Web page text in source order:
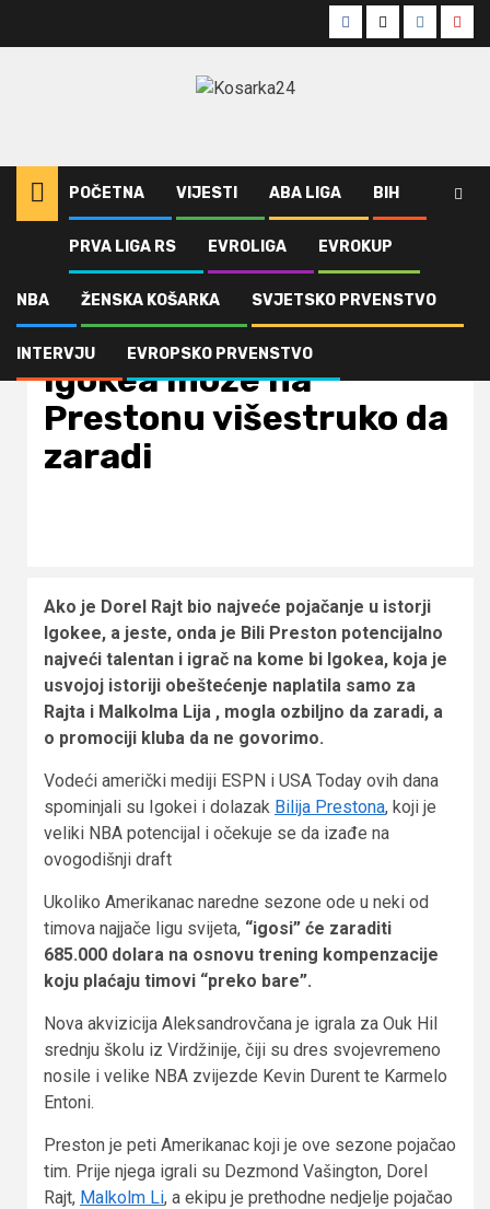
Facebook
Twitter
POČETNA VIJESTI ABA LIGA BIH
PRVA LIGA RS EVROLIGA EVROKUP
NBA ŽENSKA KOŠARKA SVJETSKO PRVENSTVO
INTERVJU EVROPSKO PRVENSTVO
Uncategorized
Igokea može na Prestonu višestruko da zaradi
Igokea može na
Prestonu višestruko da
zaradi
Ako je Dorel Rajt bio najveće pojačanje u istorji
Igokee, a jeste, onda je Bili Preston potencijalno
najveći talentan i igrač na kome bi Igokea, koja je
usvojoj istoriji obeštećenje naplatila samo za
Rajta i Malkolma Lija , mogla ozbiljno da zaradi, a
o promociji kluba da ne govorimo.
Vodeći američki mediji ESPN i USA Today ovih dana
spominjali su Igokei i dolazak Bilija Prestona, koji je
veliki NBA potencijal i očekuje se da izađe na
ovogodišnji draft
Ukoliko Amerikanac naredne sezone ode u neki od
timova najjače ligu svijeta, “igosi” će zaraditi
685.000 dolara na osnovu trening kompenzacije
koju plaćaju timovi “preko bare”.
Nova akvizicija Aleksandrovčana je igrala za Ouk Hil
srednju školu iz Virdžinije, čiji su dres svojevremeno
nosile i velike NBA zvijezde Kevin Durent te Karmelo
Entoni.
Preston je peti Amerikanac koji je ove sezone pojačao
tim. Prije njega igrali su Dezmond Vašington, Dorel
Rajt, Malkolm Li, a ekipu je prethodne nedjelje pojačao